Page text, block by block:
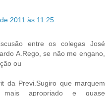
2011 às 11:25
entre os colegas José
A.Rego, se não me engano,
ou
da Previ.Sugiro que marquem
mais apropriado e quase